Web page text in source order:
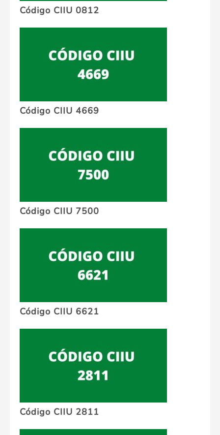
Código CIIU 0812
Código CIIU 4669
Código CIIU 7500
Código CIIU 6621
Código CIIU 2811